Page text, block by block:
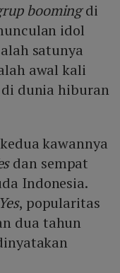
boomingdi
idol
satunya
awal kali
di dunia hiburan
kawannya
dan sempat
Indonesia.
, popularitas
dua tahun